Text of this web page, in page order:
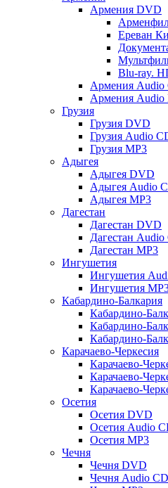
Армения DVD
Ереван
Blu-ray.
Армения Audio
Армения Audio
Грузия
Грузия DVD
Грузия Audio
Грузия MP3
Адыгея
Адыгея DVD
Адыгея Audio
Адыгея MP3
Дагестан
Дагестан DVD
Дагестан Audio
Дагестан MP3
Ингушетия
Ингушетия
Ингушетия
Кабардино-Балкария
Кабардино-
Кабардино-
Кабардино-
Карачаево-Черкесия
Карачаево-
Карачаево-
Карачаево-
Осетия
Осетия DVD
Осетия Audio
Осетия MP3
Чечня
Чечня DVD
Чечня Audio CD